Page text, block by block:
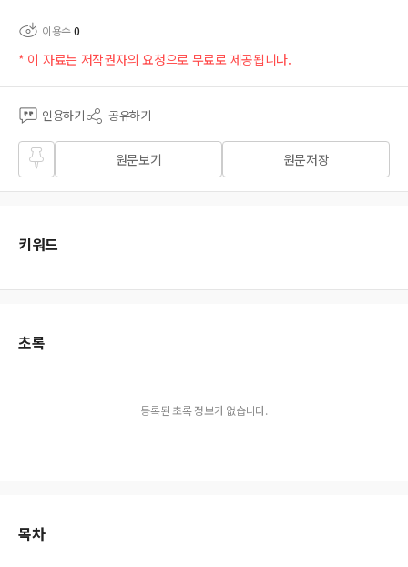
이용수0
* 이 자료는 저작권자의 요청으로 무료로 제공됩니다.
인용하기 공유하기
즐겨
찾기
원문보기 원문저장
키워드
초록
등록된 초록 정보가 없습니다.
목차